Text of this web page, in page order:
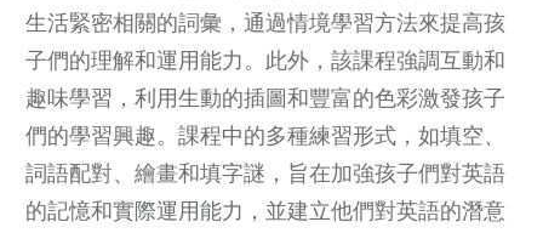
生活緊密相關的詞彙，通過情境學習方法來提高孩
子們的理解和運用能力。此外，該課程強調互動和
趣味學習，利用生動的插圖和豐富的色彩激發孩子
們的學習興趣。課程中的多種練習形式，如填空、
詞語配對、繪畫和填字謎，旨在加強孩子們對英語
的記憶和實際運用能力，並建立他們對英語的潛意